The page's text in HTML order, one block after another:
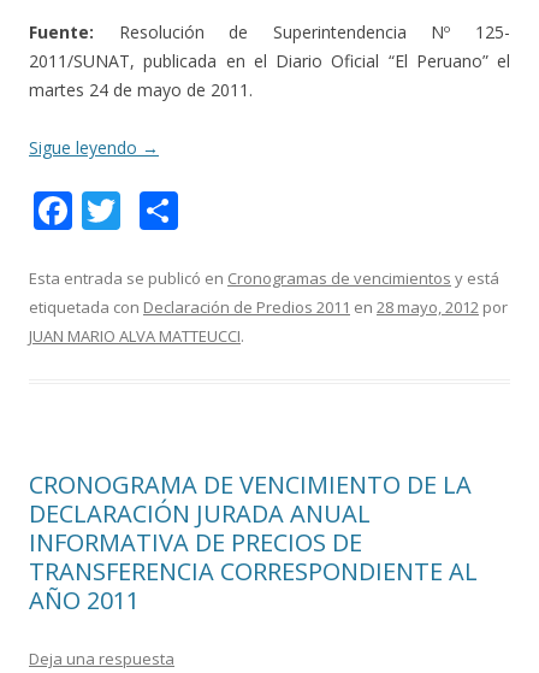
Fuente: Resolución de Superintendencia Nº 125-
2011/SUNAT, publicada en el Diario Oficial “El Peruano” el
martes 24 de mayo de 2011.
Sigue leyendo →
F
e
b
T
itt
er
m
p
Esta entrada se publicó en Cronogramas de vencimientos y está
etiquetada con Declaración de Predios 2011 en 28 mayo, 2012 por
JUAN MARIO ALVA MATTEUCCI.
CRONOGRAMA DE VENCIMIENTO DE LA
DECLARACIÓN JURADA ANUAL
INFORMATIVA DE PRECIOS DE
TRANSFERENCIA CORRESPONDIENTE AL
AÑO 2011
Deja una respuesta